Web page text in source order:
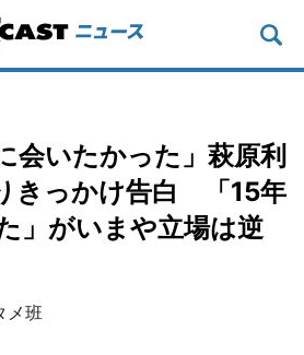
会いたかった」萩原利
きっかけ告白 「15年
」がいまや立場は逆
メ班